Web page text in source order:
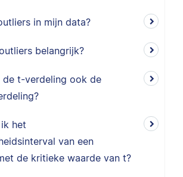
in mijn data?
belangrijk?
de t-verdeling ook de
het
van een
de kritieke waarde van t?